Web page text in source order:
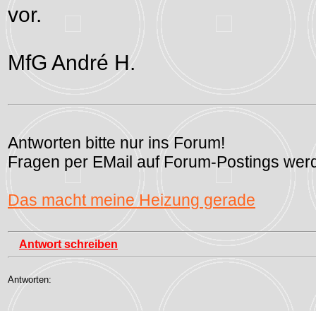
vor.
MfG André H.
Antworten bitte nur ins Forum!
Fragen per EMail auf Forum-Postings
Das macht meine Heizung gerade
Antwort schreiben
Antworten: